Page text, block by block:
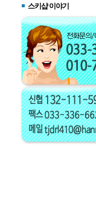
스키샵 이야기